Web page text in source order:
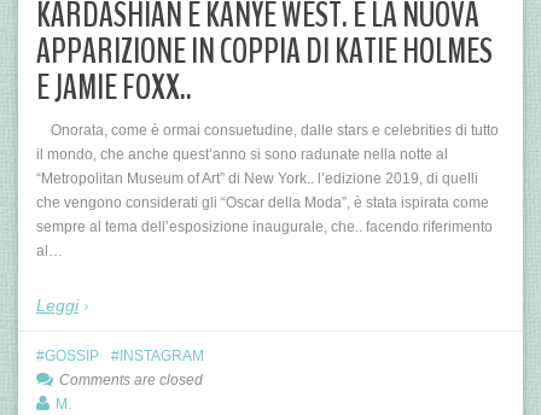
KARDASHIAN E KANYE WEST. E LA NUOVA
APPARIZIONE IN COPPIA DI KATIE HOLMES
E JAMIE FOXX..
Onorata, come è ormai consuetudine, dalle stars e celebrities di tutto
il mondo, che anche quest’anno si sono radunate nella notte al
“Metropolitan Museum of Art” di New York.. l’edizione 2019, di quelli
che vengono considerati gli “Oscar della Moda”, è stata ispirata come
sempre al tema dell’esposizione inaugurale, che.. facendo riferimento
al…
Leggi
GOSSIP
INSTAGRAM
Comments are closed
M.